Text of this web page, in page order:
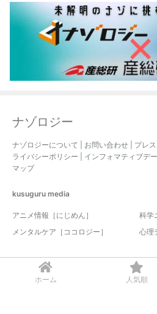
ホーム 人気順
ナゾロジー
ナゾロジーについて お問い合わせ プレ
ライバシーポリシー
インフォマティブデ
マップ
kusuguru media
アニメ情報［にじめん］
科学
メンタルケア［ココロジー］
心理
© 2017-2026 nazology. all rights reserved.